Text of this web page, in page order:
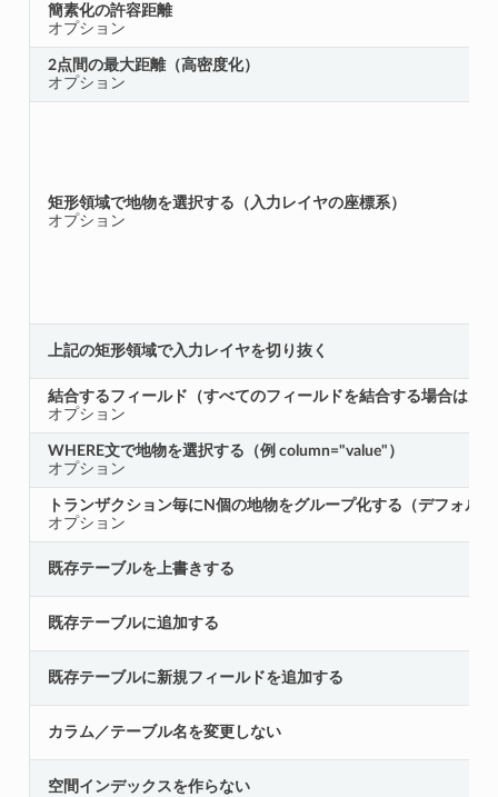
簡素化の許容距離
オプション
2点間の最大距離（高密度化）
オプション
矩形領域で地物を選択する（入力レイヤの座標系）
オプション
上記の矩形領域で入力レイヤを切り抜く
結合するフィールド（すべてのフィールドを結合する場合は空
オプション
WHERE文で地物を選択する（例 column="value"）
オプション
トランザクション毎にN個の地物をグループ化する（デフォル
オプション
既存テーブルを上書きする
既存テーブルに追加する
既存テーブルに新規フィールドを追加する
カラム／テーブル名を変更しない
空間インデックスを作らない